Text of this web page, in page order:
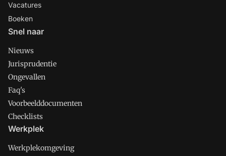
Vacatures
Boeken
Snel naar
Nieuws
Jurisprudentie
Ongevallen
Faq's
Voorbeelddocumenten
Checklists
Werkplek
Werkplekomgeving